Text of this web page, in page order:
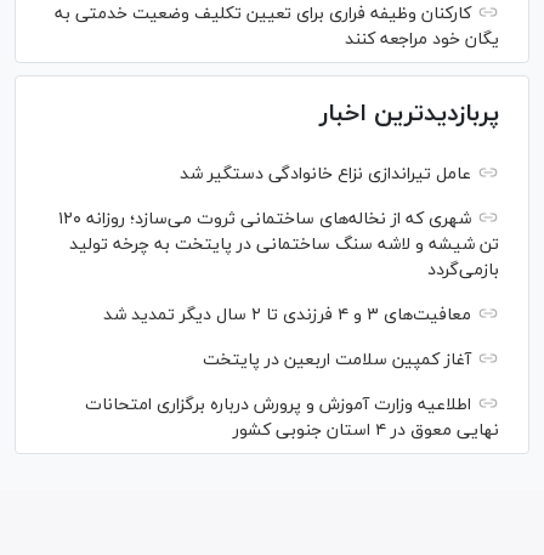
کارکنان وظیفه فراری برای تعیین تکلیف وضعیت خدمتی به
یگان خود مراجعه کنند
پربازدیدترین اخبار
عامل تیراندازی نزاع خانوادگی دستگیر شد
شهری که از نخاله‌های ساختمانی ثروت می‌سازد؛ روزانه ۱۲۰
تن شیشه و لاشه سنگ ساختمانی در پایتخت به چرخه تولید
بازمی‌گردد
معافیت‌های ۳ و ۴ فرزندی تا ۲ سال دیگر تمدید شد
آغاز کمپین سلامت اربعین در پایتخت
اطلاعیه وزارت آموزش و پرورش درباره برگزاری امتحانات
نهایی معوق در ۴ استان جنوبی کشور